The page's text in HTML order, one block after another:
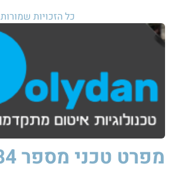
כל הזכויות שמורות
מפרט טכני מספר PO84